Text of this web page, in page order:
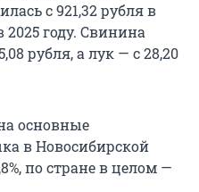
с 921,32 рубля в
2025 году. Свинина
рубля, а лук — с 28,20
основные
в Новосибирской
по стране в целом —